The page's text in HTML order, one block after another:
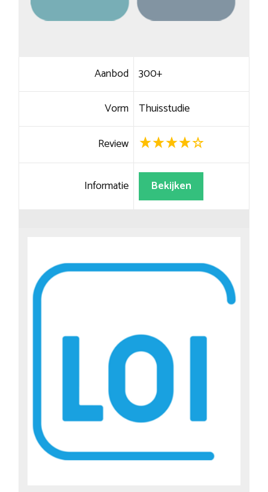
Aanbod 300+
Vorm Thuisstudie
Review
Informatie Bekijken